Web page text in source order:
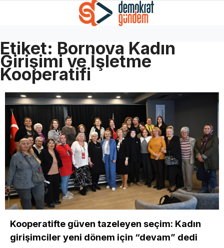
Etiket: Bornova Kadın
Girişimi ve İşletme
Kooperatifi
Kooperatifte güven tazeleyen seçim: Kadın
girişimciler yeni dönem için “devam” dedi